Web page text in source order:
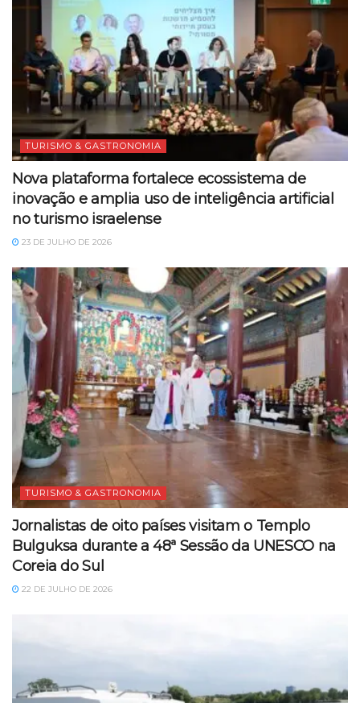
TURISMO & GASTRONOMIA
Nova plataforma fortalece ecossistema de
inovação e amplia uso de inteligência artificial
no turismo israelense
23 DE JULHO DE 2026
TURISMO & GASTRONOMIA
Jornalistas de oito países visitam o Templo
Bulguksa durante a 48ª Sessão da UNESCO na
Coreia do Sul
22 DE JULHO DE 2026